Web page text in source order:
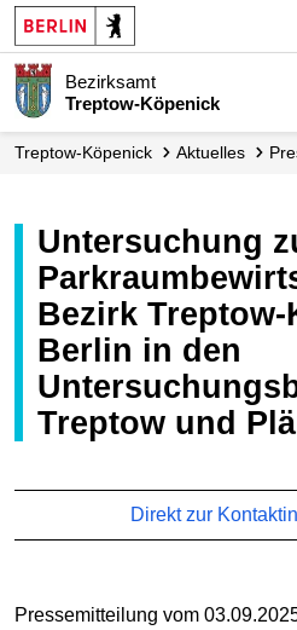
Bezirksamt
Treptow-Köpenick
Treptow-Köpenick Aktuelles
Untersuchung zur
Bezirk
Berlin in den
Treptow und
Direkt zur
Pressemitteilung vom